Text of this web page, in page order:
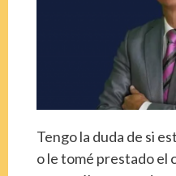
Tengo la duda de si
o le tomé prestado el